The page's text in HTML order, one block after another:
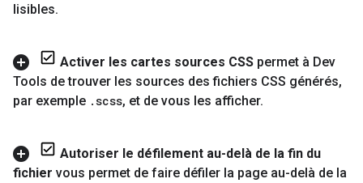
lisibles.
Activer les cartes sources CSS permet à Dev
Tools de trouver les sources des fichiers CSS générés,
par exemple .scss, et de vous les afficher.
Autoriser le défilement au-delà de la fin du
fichier vous permet de faire défiler la page au-delà de la